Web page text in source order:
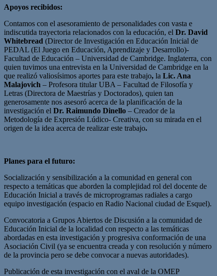
Apoyos recibidos:
Contamos con el asesoramiento de personalidades con vasta e
indiscutida trayectoria relacionados con la educación, el Dr. David
Whitebread (Director de Investigación en Educación Inicial de
PEDAL (El Juego en Educación, Aprendizaje y Desarrollo)-
Facultad de Educación – Universidad de Cambridge. Inglaterra, con
quien tuvimos una entrevista en la Universidad de Cambridge en la
que realizó valiosísimos aportes para este trabajo, la Lic. Ana
Malajovich – Profesora titular UBA – Facultad de Filosofía y
Letras (Directora de Maestrías y Doctorados), quien tan
generosamente nos asesoró acerca de la planificación de la
investigación el Dr. Raimundo Dinello – Creador de la
Metodología de Expresión Lúdico- Creativa, con su mirada en el
origen de la idea acerca de realizar este trabajo.
Planes para el futuro:
Socialización y sensibilización a la comunidad en general con
respecto a temáticas que aborden la complejidad rol del docente de
Educación Inicial a través de microprogramas radiales a cargo
equipo investigación (espacio en Radio Nacional ciudad de Esquel).
Convocatoria a Grupos Abiertos de Discusión a la comunidad de
Educación Inicial de la localidad con respecto a las temáticas
abordadas en esta investigación y progresiva conformación de una
Asociación Civil (ya se encuentra creada y con resolución y número
de la provincia pero se debe convocar a nuevas autoridades).
Publicación de esta investigación con el aval de la OMEP